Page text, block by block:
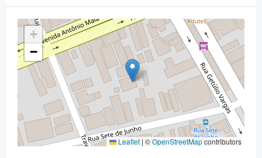
+
−
Leaflet | ©OpenStreetMapcontributors